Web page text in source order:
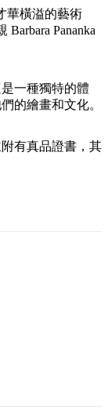
華橫溢的藝術
Pananka
一種獨特的體
的繪畫和文化。
有真品證書，其